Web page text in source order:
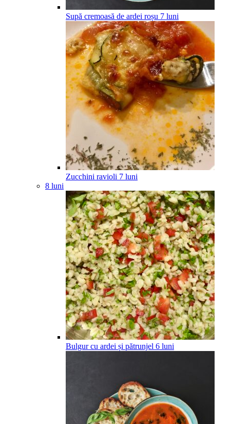
Supă cremoasă de ardei roșu 7 luni
Zucchini ravioli 7 luni
8 luni
Bulgur cu ardei și pătrunjel 6 luni